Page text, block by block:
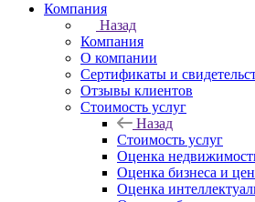
Компания
Назад
Компания
О компании
Сертификаты и
Отзывы клиентов
Стоимость услуг
Назад
Стоимость услуг
Оценка
Оценка бизнеса и
Оценка